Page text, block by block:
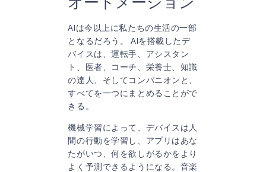
オートメーション
AIは今以上に私たちの生活の一部
となるだろう。 AIを搭載したデ
バイスは、運転手、アシスタン
ト、医者、コーチ、栄養士、知識
の達人、そしてコンパニオンと、
すべてを一つにまとめることがで
きる。
機械学習によって、デバイスは人
間の行動を学習し、アプリはあな
たがいつ、何を欲しがるかをより
よく予測できるようになる。音楽